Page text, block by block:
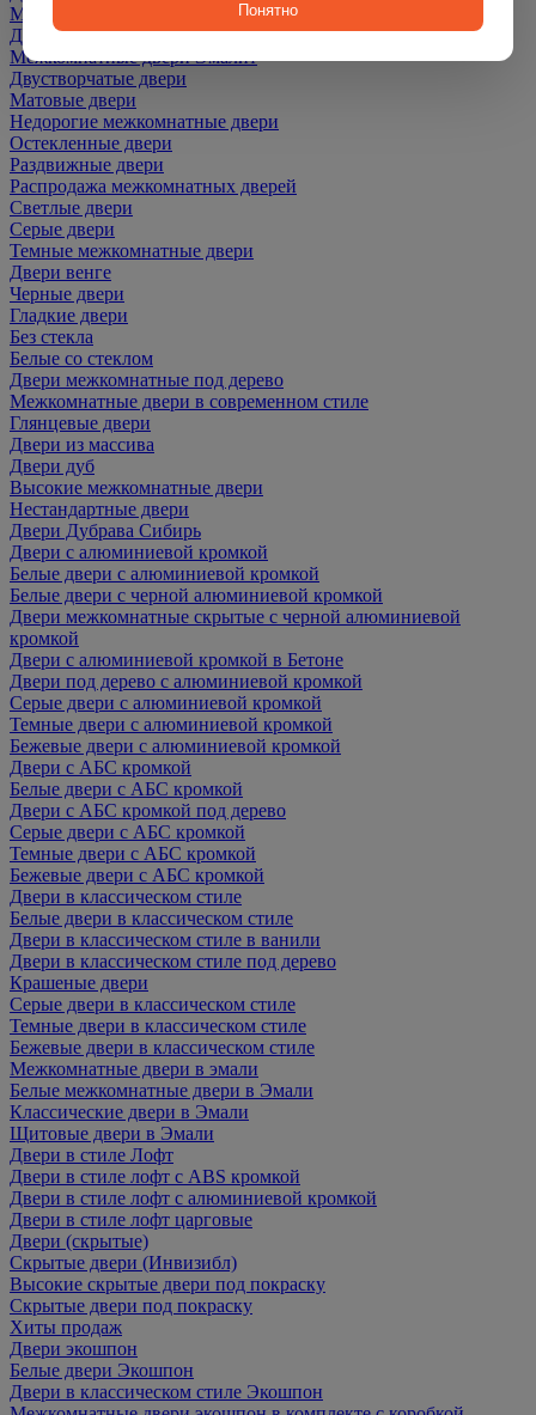
Межкомнатные двери ПЭТ
Двери со скидкой
Межкомнатные двери Эмалит
Двустворчатые двери
Матовые двери
Недорогие межкомнатные двери
Остекленные двери
Раздвижные двери
Распродажа межкомнатных дверей
Светлые двери
Серые двери
Темные межкомнатные двери
Двери венге
Черные двери
Гладкие двери
Без стекла
Белые со стеклом
Двери межкомнатные под дерево
Межкомнатные двери в современном стиле
Глянцевые двери
Двери из массива
Двери дуб
Высокие межкомнатные двери
Нестандартные двери
Двери Дубрава Сибирь
Двери с алюминиевой кромкой
Белые двери с алюминиевой кромкой
Белые двери с черной алюминиевой кромкой
Двери межкомнатные скрытые с черной алюминиевой
кромкой
Двери с алюминиевой кромкой в Бетоне
Двери под дерево с алюминиевой кромкой
Серые двери с алюминиевой кромкой
Темные двери с алюминиевой кромкой
Бежевые двери с алюминиевой кромкой
Двери с АБС кромкой
Белые двери с АБС кромкой
Двери с АБС кромкой под дерево
Серые двери с АБС кромкой
Темные двери с АБС кромкой
Бежевые двери с АБС кромкой
Двери в классическом стиле
Белые двери в классическом стиле
Двери в классическом стиле в ванили
Двери в классическом стиле под дерево
Крашеные двери
Серые двери в классическом стиле
Темные двери в классическом стиле
Бежевые двери в классическом стиле
Межкомнатные двери в эмали
Белые межкомнатные двери в Эмали
Классические двери в Эмали
Щитовые двери в Эмали
Двери в стиле Лофт
Двери в стиле лофт с ABS кромкой
Двери в стиле лофт с алюминиевой кромкой
Двери в стиле лофт царговые
Двери (скрытые)
Скрытые двери (Инвизибл)
Высокие скрытые двери под покраску
Скрытые двери под покраску
Хиты продаж
Двери экошпон
Белые двери Экошпон
Двери в классическом стиле Экошпон
Понятно